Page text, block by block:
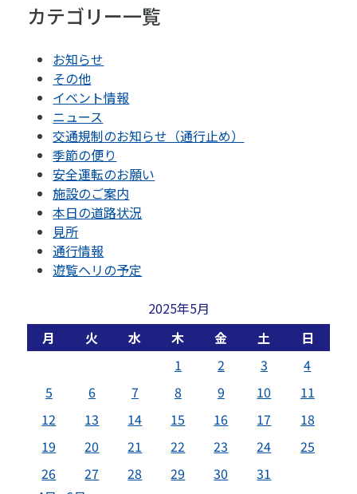
カテゴリー一覧
お知らせ
その他
イベント情報
ニュース
交通規制のお知らせ（通行止め）
季節の便り
安全運転のお願い
施設のご案内
本日の道路状況
見所
通行情報
遊覧ヘリの予定
2025年5月
月
火 水 木 金 土
日
1
2 3
4
5
6 7 8 9 10
11
12
13 14 15 16 17
18
19
20 21 22 23 24
25
26
27 28 29 30
31